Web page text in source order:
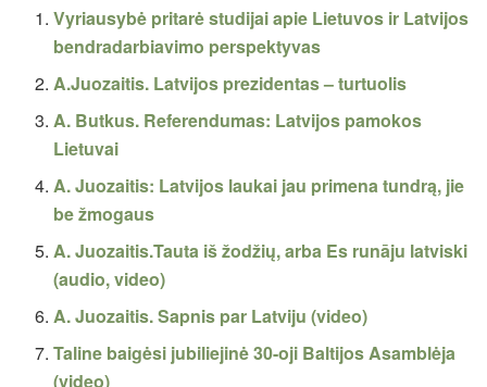
Vyriausybė pritarė studijai apie Lietuvos ir Latvijos
bendradarbiavimo perspektyvas
A.Juozaitis. Latvijos prezidentas – turtuolis
A. Butkus. Referendumas: Latvijos pamokos
Lietuvai
A. Juozaitis: Latvijos laukai jau primena tundrą, jie
be žmogaus
A. Juozaitis.Tauta iš žodžių, arba Es runāju latviski
(audio, video)
A. Juozaitis. Sapnis par Latviju (video)
Taline baigėsi jubiliejinė 30-oji Baltijos Asamblėja
(video)